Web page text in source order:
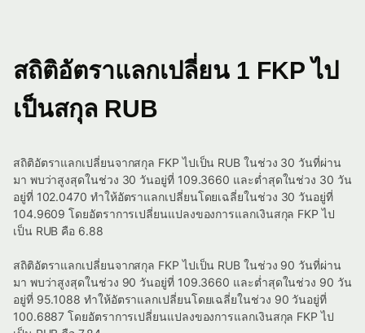
สถิติอัตราแลกเปลี่ยน 1 FKP ไป
เป็นสกุล RUB
สถิติอัตราแลกเปลี่ยนจากสกุล FKP ไปเป็น RUB ในช่วง 30 วันที่ผ่าน
มา พบว่าสูงสุดในช่วง 30 วันอยู่ที่ 109.3660 และต่ำสุดในช่วง 30 วัน
อยู่ที่ 102.0470 ทำให้อัตราแลกเปลี่ยนโดยเฉลี่ยในช่วง 30 วันอยู่ที่
104.9609 โดยอัตราการเปลี่ยนแปลงของการแลกเงินสกุล FKP ไป
เป็น RUB คือ 6.88
สถิติอัตราแลกเปลี่ยนจากสกุล FKP ไปเป็น RUB ในช่วง 90 วันที่ผ่าน
มา พบว่าสูงสุดในช่วง 90 วันอยู่ที่ 109.3660 และต่ำสุดในช่วง 90 วัน
อยู่ที่ 95.1088 ทำให้อัตราแลกเปลี่ยนโดยเฉลี่ยในช่วง 90 วันอยู่ที่
100.6887 โดยอัตราการเปลี่ยนแปลงของการแลกเงินสกุล FKP ไป